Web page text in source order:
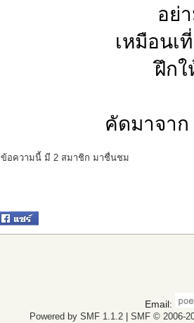
อย่
เหมือนเ
ฝึก
คัดมาจา
ข้อความนี้ มี 2 สมาชิก มาชื่นชม
Email:
Powered by SMF 1.1.2| SMF © 2006-